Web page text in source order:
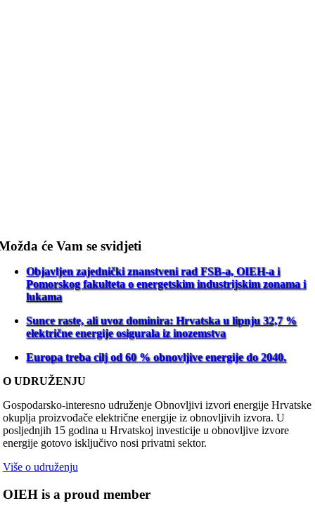
će Vam se svidjeti
Objavljen zajednički znanstveni rad FSB-a, OIEH-a i
Pomorskog fakulteta o energetskim industrijskim zonama i
lukama
Sunce raste, ali uvoz dominira: Hrvatska u lipnju 32,7 %
električne energije osigurala iz inozemstva
Europa treba cilj od 60 % obnovljive energije do 2040.
O UDRUŽENJU
Gospodarsko-interesno udruženje Obnovljivi izvori energije Hrvatske
okuplja proizvođače električne energije iz obnovljivih izvora. U
posljednjih 15 godina u Hrvatskoj investicije u obnovljive izvore
energije gotovo isključivo nosi privatni sektor.
Više o udruženju
OIEH is a proud member